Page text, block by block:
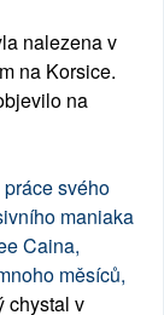
nalezena v
na Korsice.
na
svého
maniaka
Caina,
měsíců,
chystal v